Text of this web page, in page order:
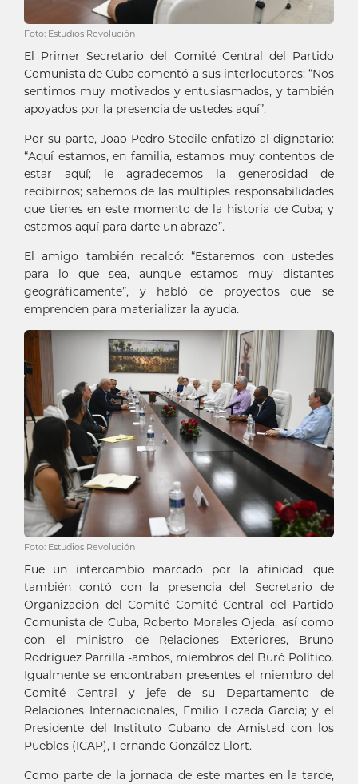
Foto: Estudios Revolución
El Primer Secretario del Comité Central del Partido
Comunista de Cuba comentó a sus interlocutores: “Nos
sentimos muy motivados y entusiasmados, y también
apoyados por la presencia de ustedes aquí”.
Por su parte, Joao Pedro Stedile enfatizó al dignatario:
“Aquí estamos, en familia, estamos muy contentos de
estar aquí; le agradecemos la generosidad de
recibirnos; sabemos de las múltiples responsabilidades
que tienes en este momento de la historia de Cuba; y
estamos aquí para darte un abrazo”.
El amigo también recalcó: “Estaremos con ustedes
para lo que sea, aunque estamos muy distantes
geográficamente”, y habló de proyectos que se
emprenden para materializar la ayuda.
Foto: Estudios Revolución
Fue un intercambio marcado por la afinidad, que
también contó con la presencia del Secretario de
Organización del Comité Comité Central del Partido
Comunista de Cuba, Roberto Morales Ojeda, así como
con el ministro de Relaciones Exteriores, Bruno
Rodríguez Parrilla -ambos, miembros del Buró Político.
Igualmente se encontraban presentes el miembro del
Comité Central y jefe de su Departamento de
Relaciones Internacionales, Emilio Lozada García; y el
Presidente del Instituto Cubano de Amistad con los
Pueblos (ICAP), Fernando González Llort.
Como parte de la jornada de este martes en la tarde,